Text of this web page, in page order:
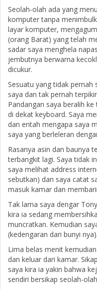
Seolah-olah ada yang
komputer tanpa
layar komputer,
(orang Barat) yang telah
sadar saya menghela
jembutnya berwarna
dicukur.
Sesuatu yang tidak pernah
saya dan tak pernah
Pandangan saya beralih
di dekat keyboard. Saya
dan entah mengapa saya
saya yang berleleran
Rasanya asin dan baunya
terbangkit lagi. Saya tidak
saya melihat address
sebutkan) dan saya catat
masuk kamar dan
Tak lama saya dengar
kira ia sedang
muncratkan. Kemudian
(kedengaran dari bunyi nya).
Lima belas menit
dan keluar dari kamar.
saya kira ia yakin bahwa
sendiri bersikap seolah-